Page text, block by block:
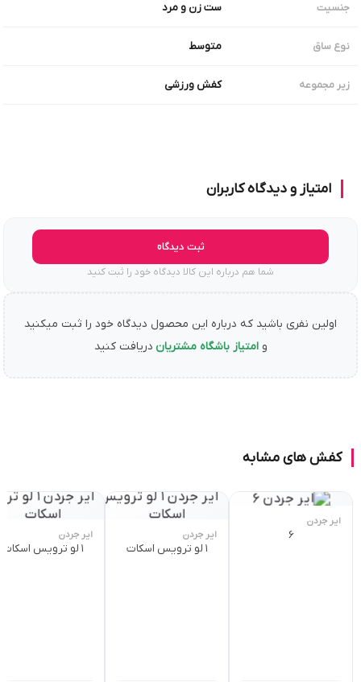
جنسیت ست زن و مرد
نوع ساق متوسط
زیر مجموعه کفش ورزشی
امتیاز و دیدگاه کاربران
ثبت دیدگاه
شما هم درباره این کالا دیدگاه خود را ثبت کنید
اولین نفری باشید که درباره این محصول دیدگاه خود را ثبت میکنید
وامتیاز باشگاه مشتریان دریافت کنید
کفش های مشابه
ایر جردن
6 ایر جردن
۱ لو ترویس اسکات
ایر جردن
۱ لو ترویس اسکات